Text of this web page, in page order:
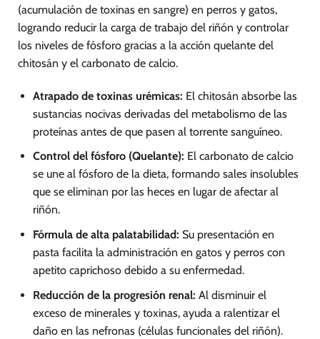
(acumulación de toxinas en sangre) en perros y gatos,
logrando reducir la carga de trabajo del riñón y controlar
los niveles de fósforo gracias a la acción quelante del
chitosán y el carbonato de calcio.
Atrapado de toxinas urémicas: El chitosán absorbe las
sustancias nocivas derivadas del metabolismo de las
proteínas antes de que pasen al torrente sanguíneo.
Control del fósforo (Quelante): El carbonato de calcio
se une al fósforo de la dieta, formando sales insolubles
que se eliminan por las heces en lugar de afectar al
riñón.
Fórmula de alta palatabilidad: Su presentación en
pasta facilita la administración en gatos y perros con
apetito caprichoso debido a su enfermedad.
Reducción de la progresión renal: Al disminuir el
exceso de minerales y toxinas, ayuda a ralentizar el
daño en las nefronas (células funcionales del riñón).